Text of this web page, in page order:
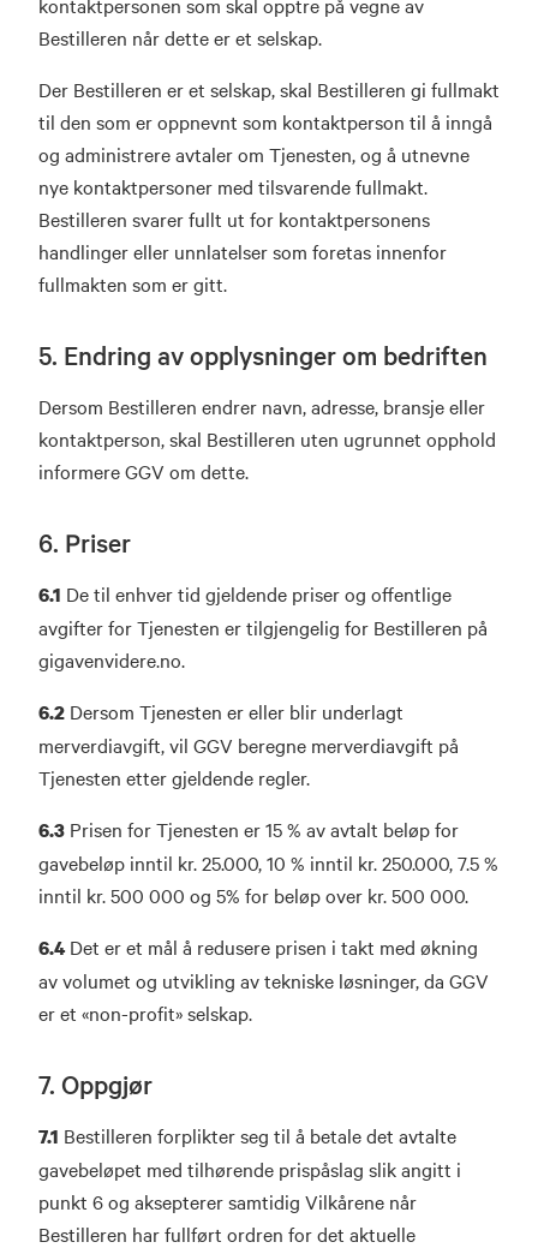
Bestilleren når dette er et selskap.
Der Bestilleren er et selskap, skal Bestilleren gi fullmakt
til den som er oppnevnt som kontaktperson til å inngå
og administrere avtaler om Tjenesten, og å utnevne
nye kontaktpersoner med tilsvarende fullmakt.
Bestilleren svarer fullt ut for kontaktpersonens
handlinger eller unnlatelser som foretas innenfor
fullmakten som er gitt.
5. Endring av opplysninger om bedriften
Dersom Bestilleren endrer navn, adresse, bransje eller
kontaktperson, skal Bestilleren uten ugrunnet opphold
informere GGV om dette.
6. Priser
6.1 De til enhver tid gjeldende priser og offentlige
avgifter for Tjenesten er tilgjengelig for Bestilleren på
gigavenvidere.no.
6.2 Dersom Tjenesten er eller blir underlagt
merverdiavgift, vil GGV beregne merverdiavgift på
Tjenesten etter gjeldende regler.
6.3 Prisen for Tjenesten er 15 % av avtalt beløp for
gavebeløp inntil kr. 25.000, 10 % inntil kr. 250.000, 7.5 %
inntil kr. 500 000 og 5% for beløp over kr. 500 000.
6.4Det er et mål å redusere prisen i takt med økning
av volumet og utvikling av tekniske løsninger, da GGV
er et «non-profit» selskap.
7. Oppgjør
7.1 Bestilleren forplikter seg til å betale det avtalte
gavebeløpet med tilhørende prispåslag slik angitt i
punkt 6 og aksepterer samtidig Vilkårene når
Bestilleren har fullført ordren for det aktuelle